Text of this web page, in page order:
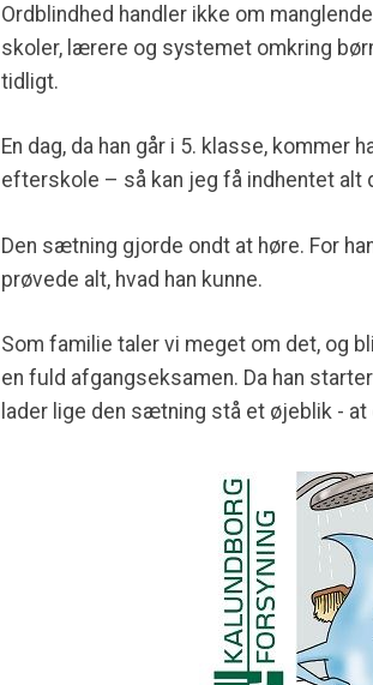
Ordblindhed handler ikke om
skoler, lærere og systemet omkring
tidligt.
En dag, da han går i 5. klasse, kommer
efterskole – så kan jeg få indhentet alt
Den sætning gjorde ondt at høre. For
prøvede alt, hvad han kunne.
Som familie taler vi meget om det, og
en fuld afgangseksamen. Da han
lader lige den sætning stå et øjeblik -